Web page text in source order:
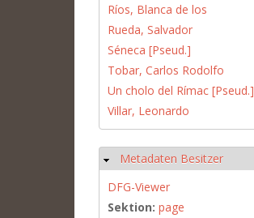
Ríos, Blanca de los
Rueda, Salvador
Séneca [Pseud.]
Tobar, Carlos Rodolfo
Un cholo del Rímac [Pseud.]
Villar, Leonardo
Ausblenden
Metadaten Besitzer
DFG-Viewer
Sektion: page